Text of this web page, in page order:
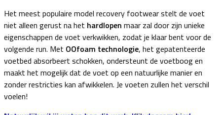
Het meest populaire model recovery footwear stelt de voet
niet alleen gerust na het hardlopen maar zal door zijn unieke
eigenschappen de voet verkwikken, zodat je klaar bent voor de
volgende run. Met OOfoam technologie, het gepatenteerde
voetbed absorbeert schokken, ondersteunt de voetboog en
maakt het mogelijk dat de voet op een natuurlijke manier en
zonder restricties kan afwikkelen. Je voeten zullen het verschil
voelen!